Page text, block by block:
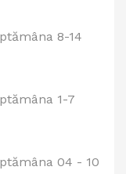
8-14
1-7
04 - 10